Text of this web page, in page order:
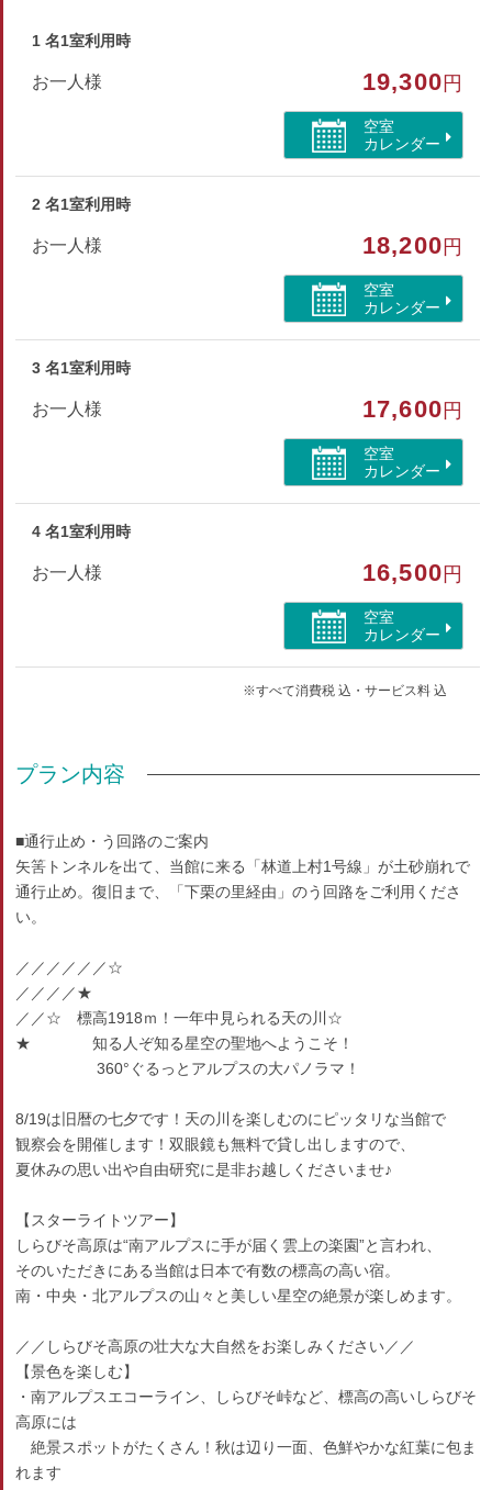
バスタオル・フェイスタオル・浴衣・お茶セット
※歯ブラシ・髭剃り・ヘアキャップ・くしはご希望の場合フロ
部屋種別
和室
バス/トイレ/禁煙/インターネットができる部屋/洗浄機
付トイレ/山が見える
1 名1室利用時
お一人様 19,300 円
空室
カレンダー
2 名1室利用時
お一人様 18,200 円
空室
カレンダー
3 名1室利用時
お一人様 17,600 円
空室
カレンダー
4 名1室利用時
お一人様 16,500 円
空室
カレンダー
※すべて消費税 込・サービス料 込
プラン内容
■通行止め・う回路のご案内
矢筈トンネルを出て、当館に来る「林道上村1号線」が土砂崩れで
通行止め。復旧まで、「下栗の里経由」のう回路をご利用くださ
い。
／／／／／／☆
／／／／★
／／☆ 標高1918ｍ！一年中見られる天の川☆
★ 知る人ぞ知る星空の聖地へようこそ！
360°ぐるっとアルプスの大パノラマ！
8/19は旧暦の七夕です！天の川を楽しむのにピッタリな当館で
観察会を開催します！双眼鏡も無料で貸し出しますので、
夏休みの思い出や自由研究に是非お越しくださいませ♪
【スターライトツアー】
しらびそ高原は“南アルプスに手が届く雲上の楽園”と言われ、
そのいただきにある当館は日本で有数の標高の高い宿。
南・中央・北アルプスの山々と美しい星空の絶景が楽しめます。
／／しらびそ高原の壮大な大自然をお楽しみください／／
【景色を楽しむ】
・南アルプスエコーライン、しらびそ峠など、標高の高いしらびそ
高原には
絶景スポットがたくさん！秋は辺り一面、色鮮やかな紅葉に包ま
れます